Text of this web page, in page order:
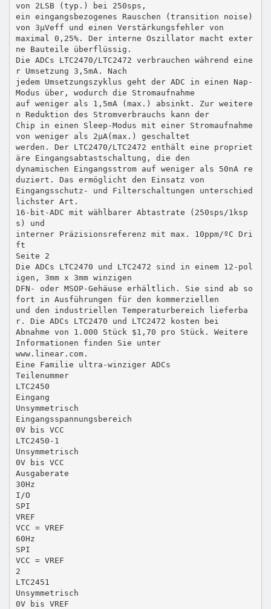
von 2LSB (typ.) bei 250sps,
ein eingangsbezogenes Rauschen (transition noise)
von 3µVeff und einen Verstärkungsfehler von
maximal 0,25%. Der interne Oszillator macht exter
ne Bauteile überflüssig.
Die ADCs LTC2470/LTC2472 verbrauchen während eine
r Umsetzung 3,5mA. Nach
jedem Umsetzungszyklus geht der ADC in einen Nap-
Modus über, wodurch die Stromaufnahme
auf weniger als 1,5mA (max.) absinkt. Zur weitere
n Reduktion des Stromverbrauchs kann der
Chip in einen Sleep-Modus mit einer Stromaufnahme
von weniger als 2µA(max.) geschaltet
werden. Der LTC2470/LTC2472 enthält eine propriet
äre Eingangsabtastschaltung, die den
dynamischen Eingangsstrom auf weniger als 50nA re
duziert. Das ermöglicht den Einsatz von
Eingangsschutz- und Filterschaltungen unterschied
lichster Art.
16-bit-ADC mit wählbarer Abtastrate (250sps/1ksp
s) und
interner Präzisionsreferenz mit max. 10ppm/ºC Dri
ft
Seite 2
Die ADCs LTC2470 und LTC2472 sind in einem 12-pol
igen, 3mm x 3mm winzigen
DFN- oder MSOP-Gehäuse erhältlich. Sie sind ab so
fort in Ausführungen für den kommerziellen
und den industriellen Temperaturbereich lieferba
r. Die ADCs LTC2470 und LTC2472 kosten bei
Abnahme von 1.000 Stück $1,70 pro Stück. Weitere
Informationen finden Sie unter
www.linear.com.
Eine Familie ultra-winziger ADCs
Teilenummer
LTC2450
Eingang
Unsymmetrisch
Eingangsspannungsbereich
0V bis VCC
LTC2450-1
Unsymmetrisch
0V bis VCC
Ausgaberate
30Hz
I/O
SPI
VREF
VCC = VREF
60Hz
SPI
VCC = VREF
2
LTC2451
Unsymmetrisch
0V bis VREF